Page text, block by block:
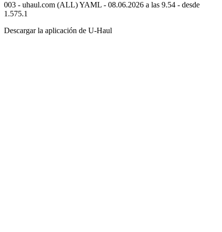
003 - uhaul.com (ALL) YAML - 08.06.2026 a las 9.54 - desde
1.575.1
Descargar la aplicación de U-Haul